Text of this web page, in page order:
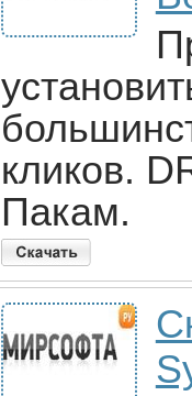
кликов.
Пакам.